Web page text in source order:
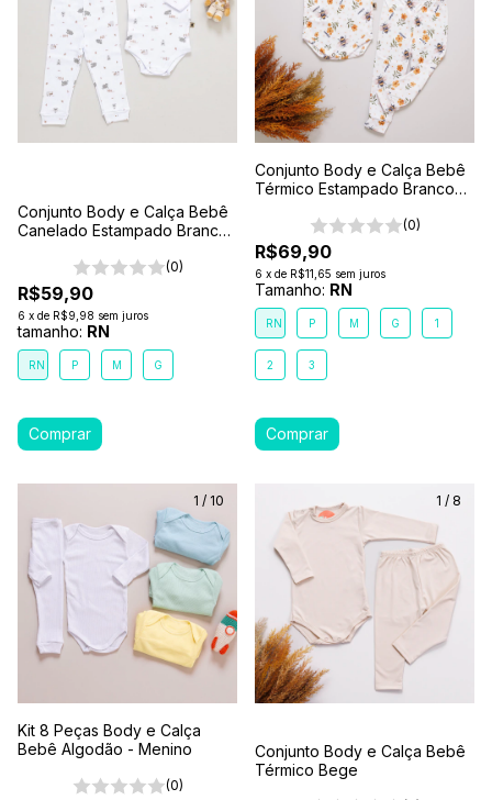
Conjunto Body e Calça Bebê
Canelado Estampado Branco-
(0)
R$59,90
6 x de R$9,98 sem juros
tamanho: RN
RN P M G
Conjunto Body e Calça Bebê
Térmico Estampado Branco
(0)
R$69,90
6 x de R$11,65 sem juros
Tamanho: RN
RN P M G 1
2 3
1 / 10
Kit 8 Peças Body e Calça
Bebê Algodão - Menino
(0)
1 / 8
Conjunto Body e Calça Bebê
Térmico Bege